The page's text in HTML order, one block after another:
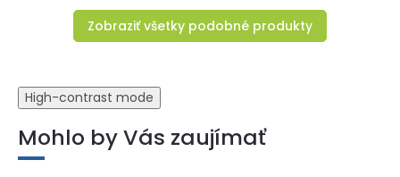
Zobraziť všetky podobné produkty
High-contrast mode
Mohlo by Vás zaujímať